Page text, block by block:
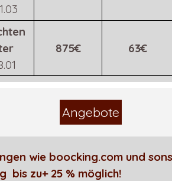
875€ 63€
Angebote
wie boocking.com und
bis zu+ 25 % möglich!